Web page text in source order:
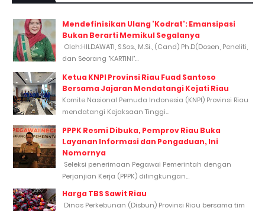
Mendefinisikan Ulang 'Kodrat': Emansipasi
Bukan Berarti Memikul Segalanya
Oleh:HILDAWATI, S.Sos., M.Si., (Cand) Ph.D(Dosen, Peneliti,
dan Seorang "KARTINI"...
Ketua KNPI Provinsi Riau Fuad Santoso
Bersama Jajaran Mendatangi Kejati Riau
Komite Nasional Pemuda Indonesia (KNPI) Provinsi Riau
mendatangi Kejaksaan Tinggi...
PPPK Resmi Dibuka, Pemprov Riau Buka
Layanan Informasi dan Pengaduan, Ini
Nomornya
Seleksi penerimaan Pegawai Pemerintah dengan
Perjanjian Kerja (PPPK) dilingkungan...
Harga TBS Sawit Riau
Dinas Perkebunan (Disbun) Provinsi Riau bersama tim